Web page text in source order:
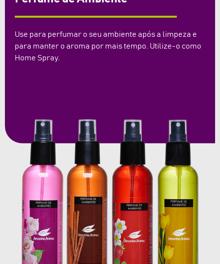
Use para perfumar o seu ambiente após a limpeza e
para manter o aroma por mais tempo. Utilize-o como
Home Spray.